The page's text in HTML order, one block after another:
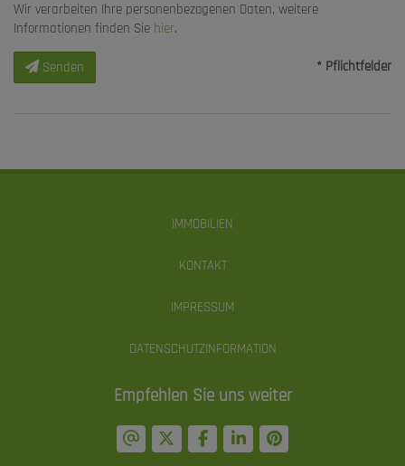
Wir verarbeiten Ihre personenbezogenen Daten, weitere
Informationen finden Sie hier.
Senden * Pflichtfelder
IMMOBILIEN
KONTAKT
IMPRESSUM
DATENSCHUTZINFORMATION
Empfehlen Sie uns weiter